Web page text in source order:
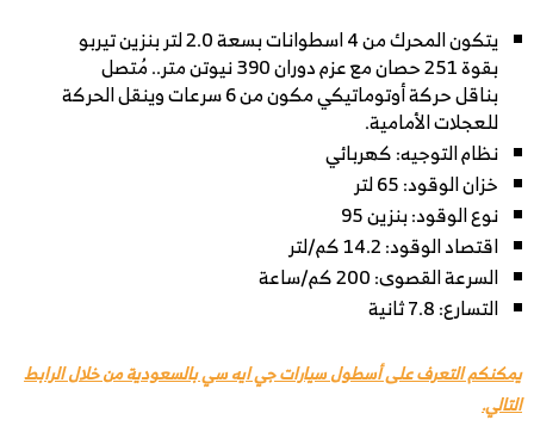
يتكون المحرك من 4 اسطوانات بسعة 2.0 لتر بنزين تيربو
بقوة 251 حصان مع عزم دوران 390 نيوتن متر.. مُتصل
بناقل حركة أوتوماتيكي مكون من 6 سرعات وينقل الحركة
للعجلات الأمامية.
نظام التوجيه: كهربائي
خزان الوقود: 65 لتر
نوع الوقود: بنزين 95
اقتصاد الوقود: 14.2 كم/لتر
السرعة القصوى: 200 كم/ساعة
التسارع: 7.8 ثانية
يمكنكم التعرف على أسطول سيارات جي ايه سي بالسعودية من خلال الرابط
التالي.